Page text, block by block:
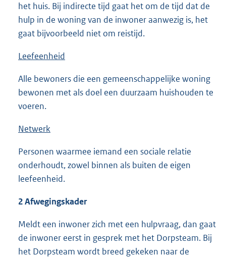
het huis. Bij indirecte tijd gaat het om de tijd dat de
hulp in de woning van de inwoner aanwezig is, het
gaat bijvoorbeeld niet om reistijd.
Leefeenheid
Alle bewoners die een gemeenschappelijke woning
bewonen met als doel een duurzaam huishouden te
voeren.
Netwerk
Personen waarmee iemand een sociale relatie
onderhoudt, zowel binnen als buiten de eigen
leefeenheid.
2 Afwegingskader
Meldt een inwoner zich met een hulpvraag, dan gaat
de inwoner eerst in gesprek met het Dorpsteam. Bij
het Dorpsteam wordt breed gekeken naar de